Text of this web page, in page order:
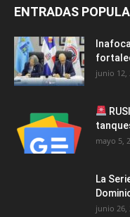
ENTRADAS
junio 12,
mayo 5,
La
junio 26,